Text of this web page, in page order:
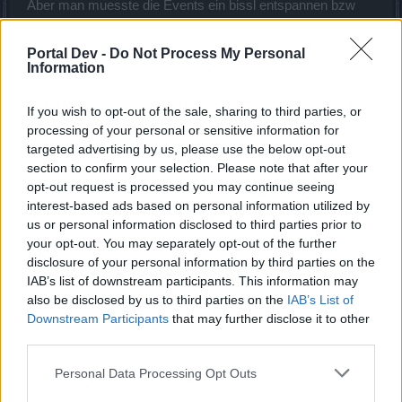
Portal Dev - Do Not Process My Personal
Information
If you wish to opt-out of the sale, sharing to third parties, or
processing of your personal or sensitive information for
targeted advertising by us, please use the below opt-out
section to confirm your selection. Please note that after your
opt-out request is processed you may continue seeing
interest-based ads based on personal information utilized by
us or personal information disclosed to third parties prior to
your opt-out. You may separately opt-out of the further
disclosure of your personal information by third parties on the
IAB’s list of downstream participants. This information may
also be disclosed by us to third parties on the IAB’s List of
Downstream Participants that may further disclose it to other
Personal Data Processing Opt Outs
Aber man muesste die Events ein bissl entspannen bzw
entzerren. Oder die Laufzeit der Rangliste verlaengern. Das
fuer den "normalen" Spieler der Fortschrittsbalken locker zu
erreichen ist, er nebenher auch noch andere Events spielen
kann.
Und fuer die enthusiastischen 24/7 Spieler die Rangliste wie
gehabt mit ExtraBoni schmackhaft machen aber nicht so
ueberzogene Bonis.
Zuletzt bearbeitet:18 August 2021
18 August 2021
gefällt dies.
ZetiAlpha6
Kommandant des Forums
Dafür